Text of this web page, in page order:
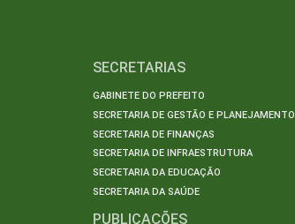
SECRETARIAS
GABINETE DO PREFEITO
SECRETARIA DE GESTÃO E PLANEJAMENTO
SECRETARIA DE FINANÇAS
SECRETARIA DE INFRAESTRUTURA
SECRETARIA DA EDUCAÇÃO
SECRETARIA DA SAÚDE
PUBLICAÇÕES